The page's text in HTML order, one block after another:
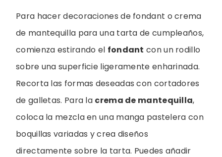
Para hacer decoraciones de fondant o crema
de mantequilla para una tarta de cumpleaños,
comienza estirando el fondant con un rodillo
sobre una superficie ligeramente enharinada.
Recorta las formas deseadas con cortadores
de galletas. Para la crema de mantequilla,
coloca la mezcla en una manga pastelera con
boquillas variadas y crea diseños
directamente sobre la tarta. Puedes añadir